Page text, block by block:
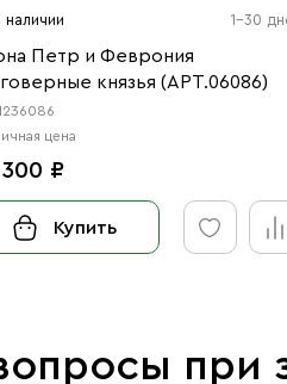
наличии 1-30
Петр и Феврония
князья (АРТ.06086)
цена
₽
Купить
при